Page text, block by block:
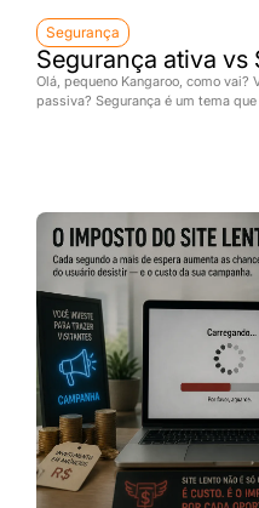
Segurança
Segurança ativa vs
Olá, pequeno Kangaroo, como vai?
passiva? Segurança é um tema